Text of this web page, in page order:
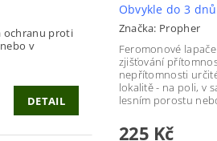
ochranu proti
v
DETAIL
Obvykle do 3 dnů
Značka: Propher
Feromonové
zjišťování
nepřítomnosti
lokalitě - na poli, v
lesním porostu
225 Kč